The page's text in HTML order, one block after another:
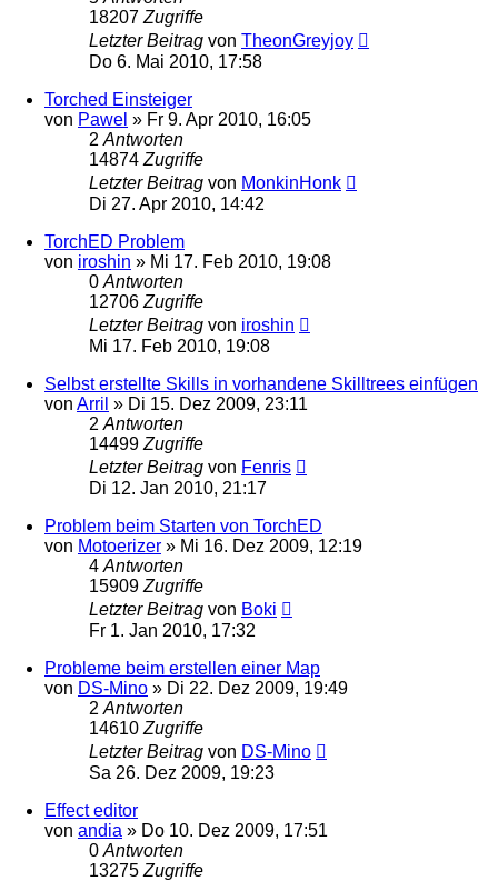
18207 Zugriffe
Letzter Beitrag von TheonGreyjoy
Do 6. Mai 2010, 17:58
Torched Einsteiger
von Pawel » Fr 9. Apr 2010, 16:05
2 Antworten
14874 Zugriffe
Letzter Beitrag von MonkinHonk
Di 27. Apr 2010, 14:42
TorchED Problem
von iroshin » Mi 17. Feb 2010, 19:08
0 Antworten
12706 Zugriffe
Letzter Beitrag von iroshin
Mi 17. Feb 2010, 19:08
Selbst erstellte Skills in vorhandene Skilltrees einfügen
von Arril » Di 15. Dez 2009, 23:11
2 Antworten
14499 Zugriffe
Letzter Beitrag von Fenris
Di 12. Jan 2010, 21:17
Problem beim Starten von TorchED
von Motoerizer » Mi 16. Dez 2009, 12:19
4 Antworten
15909 Zugriffe
Letzter Beitrag von Boki
Fr 1. Jan 2010, 17:32
Probleme beim erstellen einer Map
von DS-Mino » Di 22. Dez 2009, 19:49
2 Antworten
14610 Zugriffe
Letzter Beitrag von DS-Mino
Sa 26. Dez 2009, 19:23
Effect editor
von andia » Do 10. Dez 2009, 17:51
0 Antworten
13275 Zugriffe